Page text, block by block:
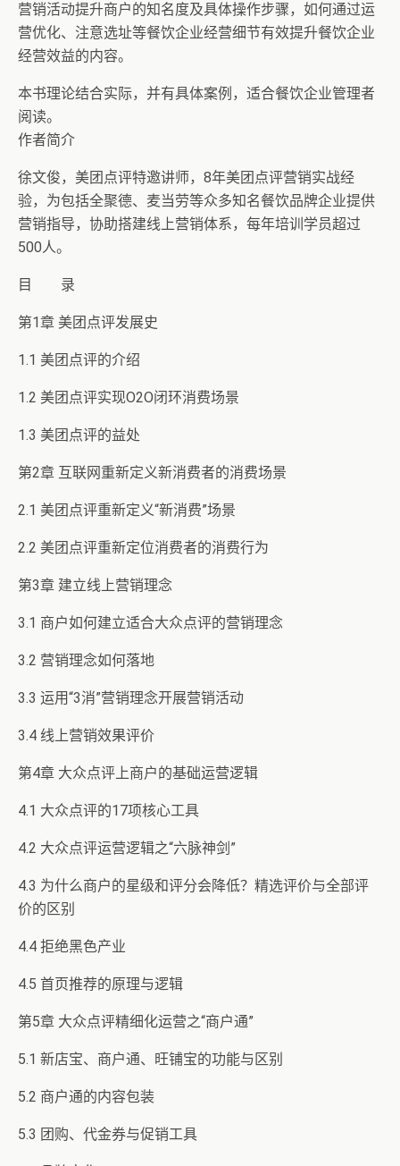
营销活动提升商户的知名度及具体操作步骤，如何通过运
营优化、注意选址等餐饮企业经营细节有效提升餐饮企业
经营效益的内容。
本书理论结合实际，并有具体案例，适合餐饮企业管理者
阅读。
作者简介
徐文俊，美团点评特邀讲师，8年美团点评营销实战经
验，为包括全聚德、麦当劳等众多知名餐饮品牌企业提供
营销指导，协助搭建线上营销体系，每年培训学员超过
500人。
目 录
第1章 美团点评发展史
1.1 美团点评的介绍
1.2 美团点评实现O2O闭环消费场景
1.3 美团点评的益处
第2章 互联网重新定义新消费者的消费场景
2.1 美团点评重新定义“新消费”场景
2.2 美团点评重新定位消费者的消费行为
第3章 建立线上营销理念
3.1 商户如何建立适合大众点评的营销理念
3.2 营销理念如何落地
3.3 运用“3消”营销理念开展营销活动
3.4 线上营销效果评价
第4章 大众点评上商户的基础运营逻辑
4.1 大众点评的17项核心工具
4.2 大众点评运营逻辑之“六脉神剑”
4.3 为什么商户的星级和评分会降低？精选评价与全部评
价的区别
4.4 拒绝黑色产业
4.5 首页推荐的原理与逻辑
第5章 大众点评精细化运营之“商户通”
5.1 新店宝、商户通、旺铺宝的功能与区别
5.2 商户通的内容包装
5.3 团购、代金券与促销工具